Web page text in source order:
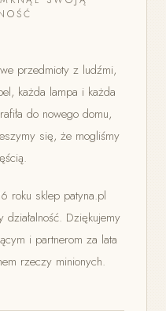
przedmioty z ludźmi,
każda lampa i każda
do nowego domu,
się, że mogliśmy
roku sklep patyna.pl
Dziękujemy
i partnerom za lata
rzeczy minionych.